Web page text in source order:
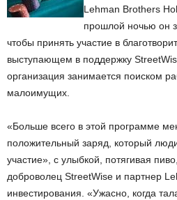
Lehman Brothers
прошлой ночью он
чтобы принять участие в
выступающем в поддержку
организация занимается поиском
малоимущих.
«Больше всего в этой программе
положительный заряд, который
участие», с улыбкой, потягивая
доброволец StreetWise и партнер
инвестирования. «Ужасно, когда